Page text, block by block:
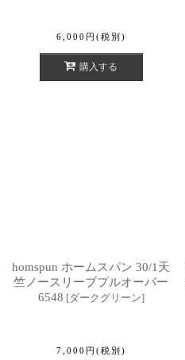
6,000 円 (税別)
購入する
homspun ホームスパン 30/1天
竺ノースリーブプルオーバー
6548 [ダークグリーン]
7,000 円 (税別)